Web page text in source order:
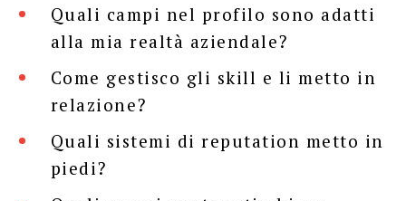
Quali campi nel profilo sono adatti
alla mia realtà aziendale?
Come gestisco gli skill e li metto in
relazione?
Quali sistemi di reputation metto in
piedi?